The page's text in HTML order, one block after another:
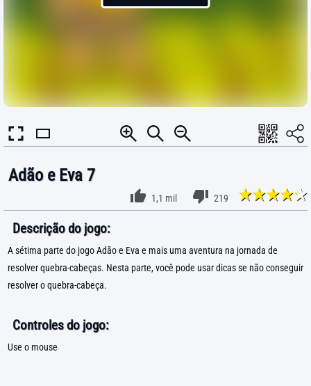
Adão e Eva 7
1,1 mil 219
Descrição do jogo:
A sétima parte do jogo Adão e Eva e mais uma aventura na jornada de
resolver quebra-cabeças. Nesta parte, você pode usar dicas se não conseguir
resolver o quebra-cabeça.
Controles do jogo:
Use o mouse